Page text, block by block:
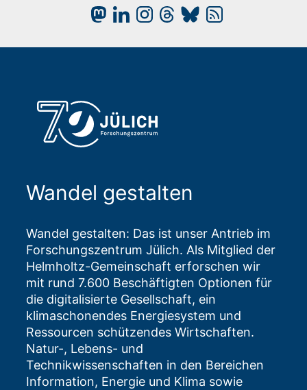
Wandel gestalten
Wandel gestalten: Das ist unser Antrieb im
Forschungszentrum Jülich. Als Mitglied der
Helmholtz-Gemeinschaft erforschen wir
mit rund 7.600 Beschäftigten Optionen für
die digitalisierte Gesellschaft, ein
klimaschonendes Energiesystem und
Ressourcen schützendes Wirtschaften.
Natur-, Lebens- und
Technikwissenschaften in den Bereichen
Information, Energie und Klima sowie